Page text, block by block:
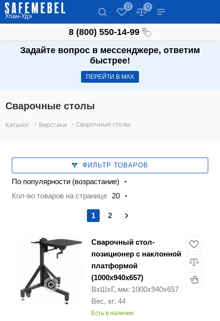
Улан-Удэ
0 0
8 (800) 550-14-99
Задайте вопрос в мессенджере, ответим
быстрее!
ПЕРЕЙТИ В МАХ
Сварочные столы
Каталог Верстаки Сварочные столы
ФИЛЬТР ТОВАРОВ
По популярности (возрастание)
Кол-во товаров на странице
20
1 2
Сварочный стол-
позиционер с наклонной
платформой
(1000x940x657)
ВхШхГ, мм: 1000x940x657
Вес, кг: 44
Есть в наличии